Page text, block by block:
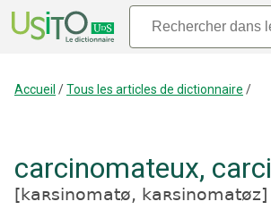
Accueil /Tous les articles de dictionnaire /
carcinomateux,
[kaʀsinomatø, kaʀsinomatøz]